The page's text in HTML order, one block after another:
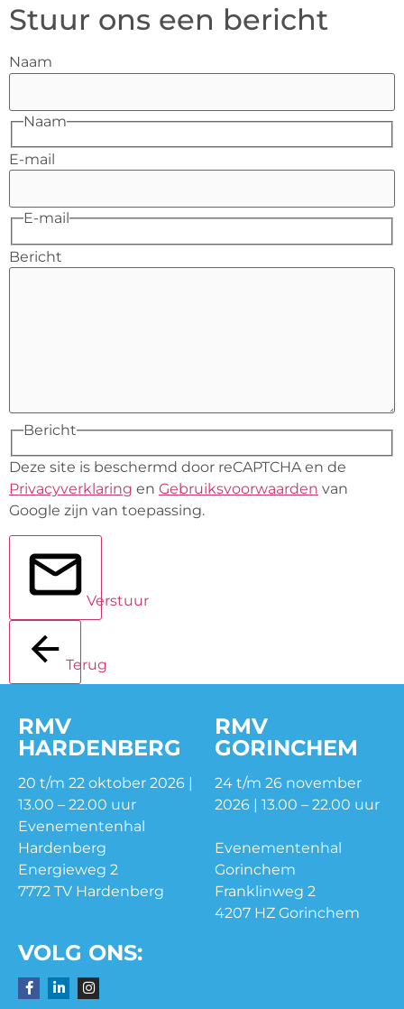
Stuur ons een bericht
Naam
Naam
E-mail
E-mail
Bericht
Bericht
Deze site is beschermd door reCAPTCHA en de
Privacyverklaring en Gebruiksvoorwaarden van
Google zijn van toepassing.
Verstuur
Terug
RMV
HARDENBERG
20 t/m 22 oktober 2026 |
13.00 – 22.00 uur
Evenementenhal
Hardenberg
Energieweg 2
7772 TV Hardenberg
RMV
GORINCHEM
24 t/m 26 november
2026 | 13.00 – 22.00 uur
Evenementenhal
Gorinchem
Franklinweg 2
4207 HZ Gorinchem
VOLG ONS: